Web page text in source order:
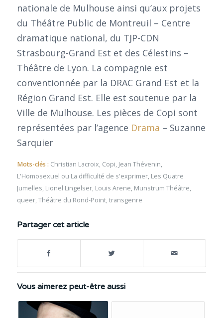
nationale de Mulhouse ainsi qu’aux projets
du Théâtre Public de Montreuil – Centre
dramatique national, du TJP-CDN
Strasbourg-Grand Est et des Célestins –
Théâtre de Lyon. La compagnie est
conventionnée par la DRAC Grand Est et la
Région Grand Est. Elle est soutenue par la
Ville de Mulhouse. Les pièces de Copi sont
représentées par l’agence Drama – Suzanne
Sarquier
Mots-clés : Christian Lacroix, Copi, Jean Thévenin,
L'Homosexuel ou La difficulté de s'exprimer, Les Quatre
Jumelles, Lionel Lingelser, Louis Arene, Munstrum Théâtre,
queer,Théâtre du Rond-Point,transgenre
Partager cet article
Vous aimerez peut-être aussi